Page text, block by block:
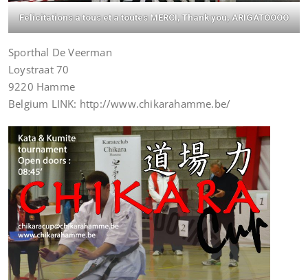
Felicitations a tous et a toutes MERCI, Thank you, ARIGATOOOO
Sporthal De Veerman
Loystraat 70
9220 Hamme
Belgium LINK: http://www.chikarahamme.be/